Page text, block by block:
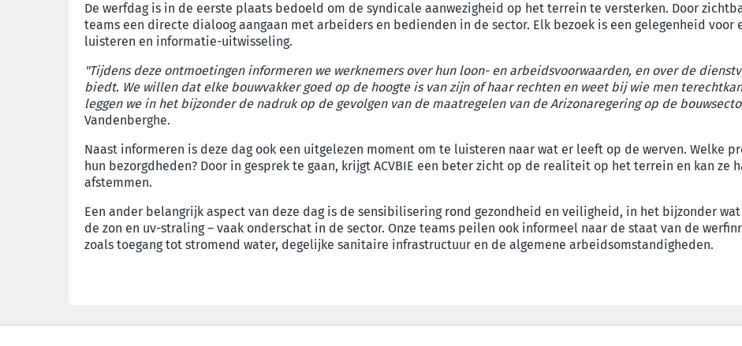
De werfdag is in de eerste plaats bedoeld om de syndicale aanwezigheid op het terrein te versterken. Door
teams een directe dialoog aangaan met arbeiders en bedienden in de sector. Elk bezoek is een gelegenheid voor
luisteren en informatie-uitwisseling.
"Tijdens deze ontmoetingen informeren we werknemers over hun loon- en arbeidsvoorwaarden, en over de
biedt. We willen dat elke bouwvakker goed op de hoogte is van zijn of haar rechten en weet bij wie men
leggen we in het bijzonder de nadruk op de gevolgen van de maatregelen van de Arizonaregering op de
Vandenberghe.
Naast informeren is deze dag ook een uitgelezen moment om te luisteren naar wat er leeft op de werven. Welke
hun bezorgdheden? Door in gesprek te gaan, krijgt ACVBIE een beter zicht op de realiteit op het terrein en kan ze
afstemmen.
Een ander belangrijk aspect van deze dag is de sensibilisering rond gezondheid en veiligheid, in het bijzonder
de zon en uv-straling – vaak onderschat in de sector. Onze teams peilen ook informeel naar de staat van de
zoals toegang tot stromend water, degelijke sanitaire infrastructuur en de algemene arbeidsomstandigheden.